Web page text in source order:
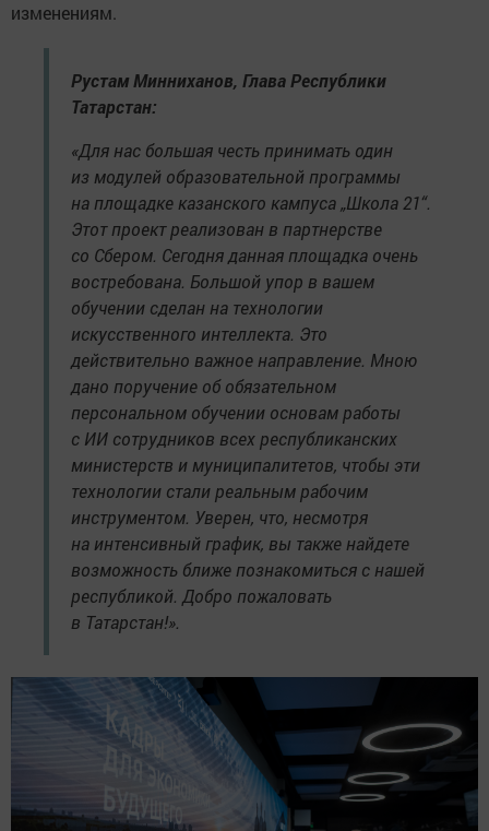
изменениям.
Рустам Минниханов, Глава Республики
Татарстан:
«Для нас большая честь принимать один
из модулей образовательной программы
на площадке казанского кампуса „Школа 21“.
Этот проект реализован в партнерстве
со Сбером. Сегодня данная площадка очень
востребована. Большой упор в вашем
обучении сделан на технологии
искусственного интеллекта. Это
действительно важное направление. Мною
дано поручение об обязательном
персональном обучении основам работы
с ИИ сотрудников всех республиканских
министерств и муниципалитетов, чтобы эти
технологии стали реальным рабочим
инструментом. Уверен, что, несмотря
на интенсивный график, вы также найдете
возможность ближе познакомиться с нашей
республикой. Добро пожаловать
в Татарстан!».